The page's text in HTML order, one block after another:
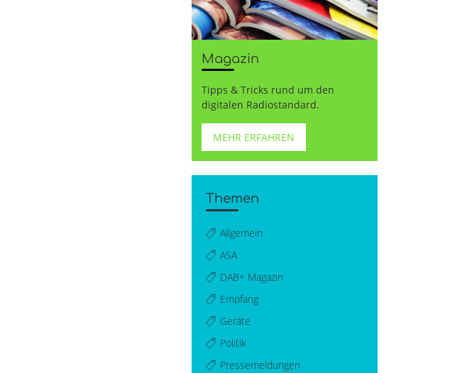
Magazin
Tipps & Tricks rund um den
digitalen Radiostandard.
MEHR ERFAHREN
Themen
Allgemein
ASA
DAB+ Magazin
Empfang
Geräte
Politik
Pressemeldungen